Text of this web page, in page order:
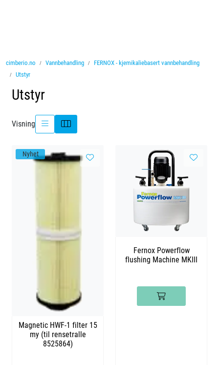
cimberio.no Vannbehandling
FERNOX - kjemikaliebasert vannbehandling
Utstyr
Utstyr
Visning
Nyhet
Magnetic HWF-1 filter 15
my (til rensetralle
8525864)
Fernox Powerflow
flushing Machine MKIII
Vannbehandling
Rørsystemer
Lagersalg
Nyheter